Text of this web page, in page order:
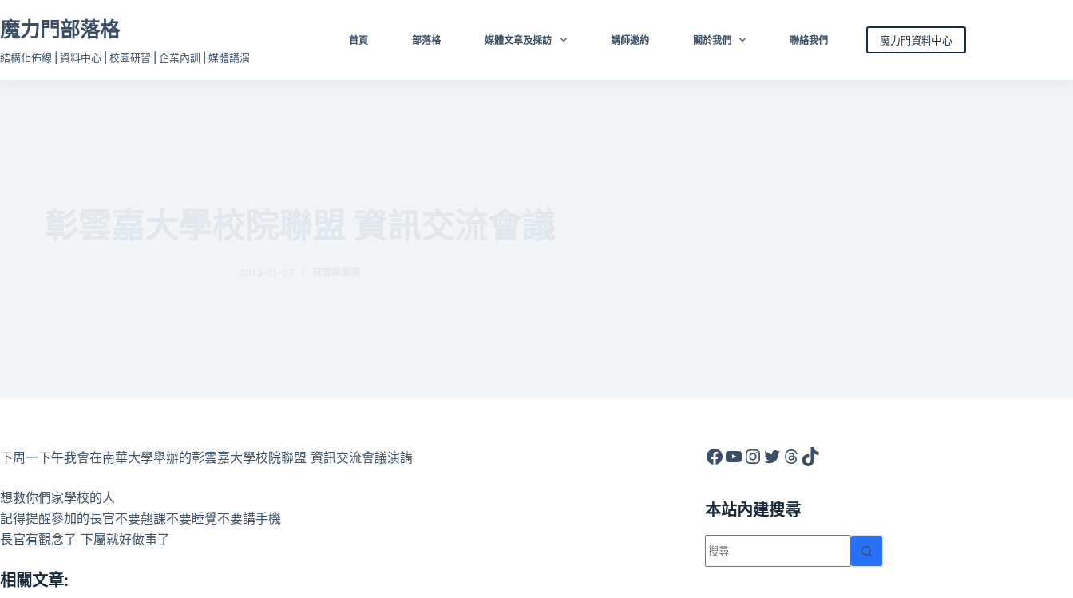
至
主
魔力門部落格
結構化佈線 | 資料中心 | 校園研習 | 企業內訓 | 媒體講演
首頁 部落格 媒體文章及採訪 講師邀約 關於我們 聯絡我們 魔力門資料中心
下周一下午我會在南華大學舉辦的彰雲嘉大學校院聯盟 資訊交流會議演講
想救你們家學校的人
記得提醒參加的長官不要翹課不要睡覺不要講手機
長官有觀念了 下屬就好做事了
相關文章:
Facebook
YouTube
Instagram
X Threads
TikTok
本站內建搜尋
找
不